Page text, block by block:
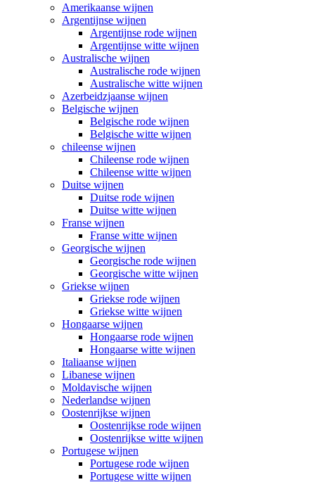
Amerikaanse wijnen
Argentijnse wijnen
Argentijnse rode wijnen
Argentijnse witte wijnen
Australische wijnen
Australische rode wijnen
Australische witte wijnen
Azerbeidzjaanse wijnen
Belgische wijnen
Belgische rode wijnen
Belgische witte wijnen
chileense wijnen
Chileense rode wijnen
Chileense witte wijnen
Duitse wijnen
Duitse rode wijnen
Duitse witte wijnen
Franse wijnen
Franse witte wijnen
Georgische wijnen
Georgische rode wijnen
Georgische witte wijnen
Griekse wijnen
Griekse rode wijnen
Griekse witte wijnen
Hongaarse wijnen
Hongaarse rode wijnen
Hongaarse witte wijnen
Italiaanse wijnen
Libanese wijnen
Moldavische wijnen
Nederlandse wijnen
Oostenrijkse wijnen
Oostenrijkse rode wijnen
Oostenrijkse witte wijnen
Portugese wijnen
Portugese rode wijnen
Portugese witte wijnen